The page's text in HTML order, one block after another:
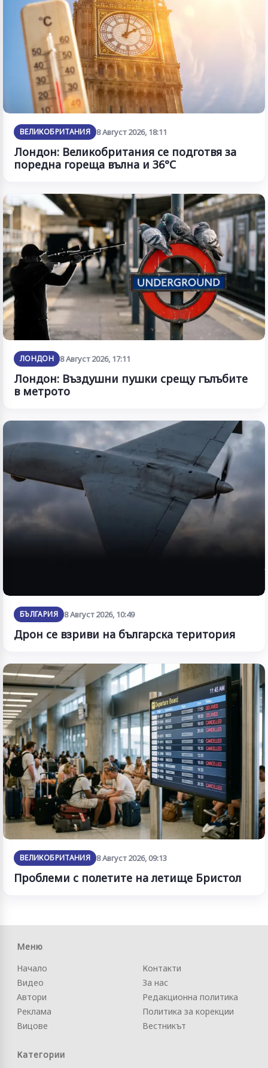
ВЕЛИКОБРИТАНИЯ 8 Август 2026, 18:11
Лондон: Великобритания се подготвя за
поредна гореща вълна и 36°C
ЛОНДОН 8 Август 2026, 17:11
Лондон: Въздушни пушки срещу гълъбите
в метрото
БЪЛГАРИЯ 8 Август 2026, 10:49
Дрон се взриви на българска територия
ВЕЛИКОБРИТАНИЯ 8 Август 2026, 09:13
Проблеми с полетите на летище Бристол
Меню
Начало
Видео
Автори
Реклама
Вицове
Контакти
За нас
Редакционна политика
Политика за корекции
Вестникът
Категории